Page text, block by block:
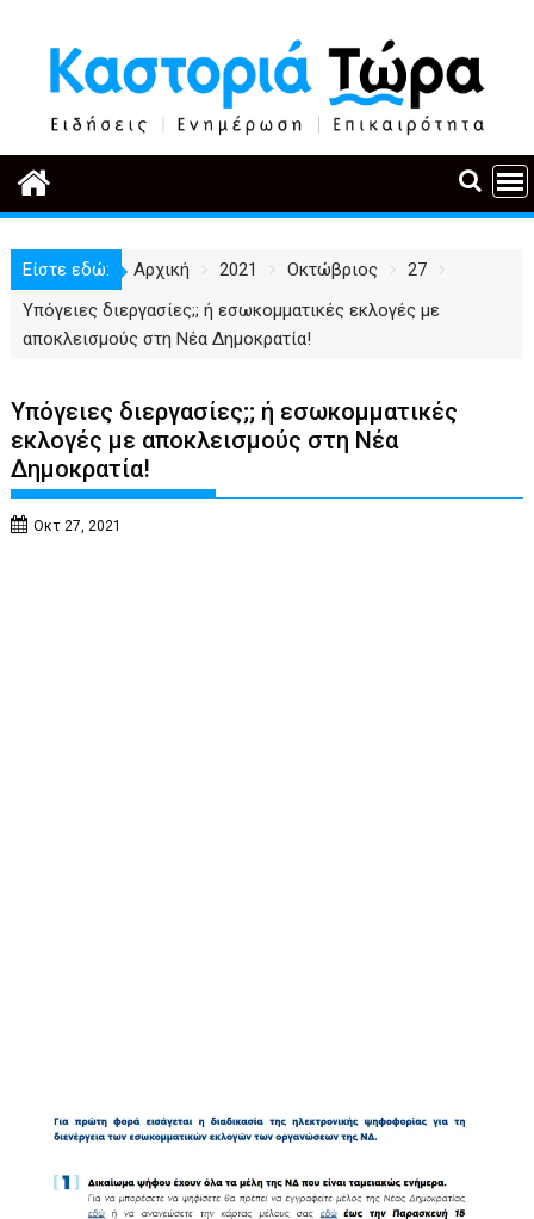
περιεχόμενο
Είστε εδώ: Αρχική 2021 Οκτώβριος
27
Υπόγειες διεργασίες;; ή εσωκομματικές εκλογές με
αποκλεισμούς στη Νέα Δημοκρατία!
Υπόγειες διεργασίες;; ή εσωκομματικές
εκλογές με αποκλεισμούς στη Νέα
Δημοκρατία!
Οκτ 27, 2021